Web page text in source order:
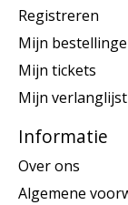
Registreren
Mijn
Mijn tickets
Mijn verlanglijst
Informatie
Over ons
Algemene